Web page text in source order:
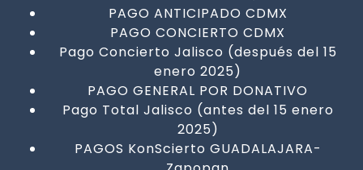
PAGO ANTICIPADO CDMX
PAGO CONCIERTO CDMX
Pago Concierto Jalisco (después del 15
enero 2025)
PAGO GENERAL POR DONATIVO
Pago Total Jalisco (antes del 15 enero
2025)
PAGOS KonScierto GUADALAJARA-